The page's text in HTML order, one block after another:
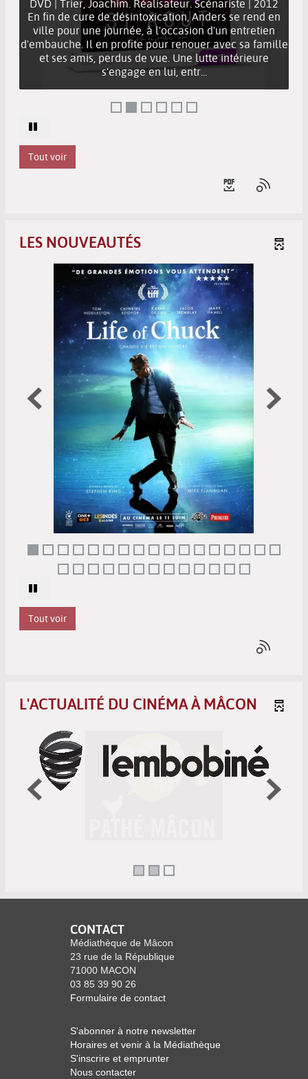
DVD | Trier, Joachim. Réalisateur. Scénariste | 2012
En fin de cure de désintoxication, Anders se rend en
ville pour une journée, à l'occasion d'un entretien
d'embauche. Il en profite pour renouer avec sa famille
et ses amis, perdus de vue. Une lutte intérieure
s'engage en lui, entr...
Tout voir
LES NOUVEAUTÉS
Tout voir
L'ACTUALITÉ DU CINÉMA À MÂCON
CONTACT
Médiathèque de Mâcon
23 rue de la République
71000 MACON
03 85 39 90 26
Formulaire de contact
S'abonner à notre newsletter
Horaires et venir à la Médiathèque
S'inscrire et emprunter
Nous contacter